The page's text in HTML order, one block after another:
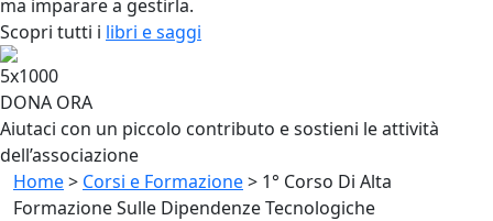
ma imparare a gestirla.
Scopri tutti i libri e saggi
5x1000
DONA ORA
Aiutaci con un piccolo contributo e sostieni le attività
dell’associazione
Home> Corsi e Formazione> 1° Corso Di Alta
Formazione Sulle Dipendenze Tecnologiche